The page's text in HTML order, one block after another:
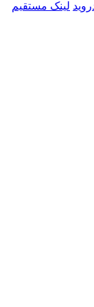
لینک مستقیم